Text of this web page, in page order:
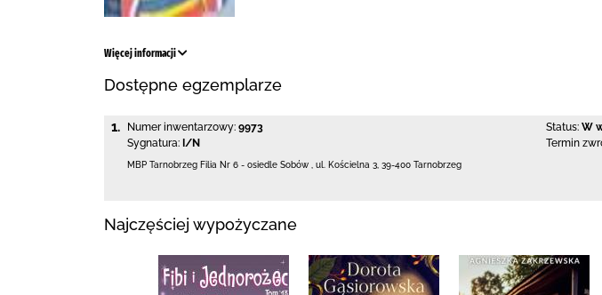
Więcej informacji
Dostępne egzemplarze
1. Numer inwentarzowy: 9973
Sygnatura: I/N
Status: W
Termin
MBP Tarnobrzeg Filia Nr 6 - osiedle Sobów ul. Kościelna 3 39-400 Tarnobrzeg
Najczęściej wypożyczane